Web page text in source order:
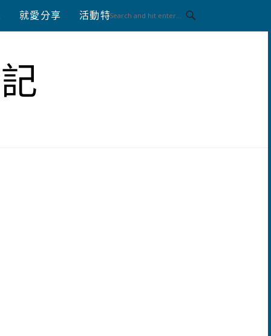
就愛分享 活動特區 體驗分享